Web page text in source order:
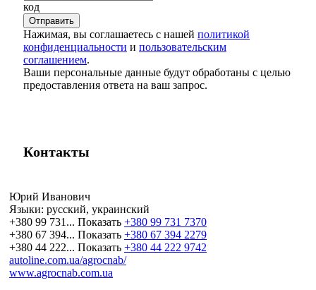
код
Нажимая, вы соглашаетесь с нашей политикой
конфиденциальности и пользовательским
соглашением.
Ваши персональные данные будут обработаны с целью
предоставления ответа на ваш запрос.
Контакты
Юрий Иванович
Языки: русский, украинский
+380 99 731... Показать +380 99 731 7370
+380 67 394... Показать +380 67 394 2279
+380 44 222... Показать +380 44 222 9742
autoline.com.ua/agrocnab/
www.agrocnab.com.ua